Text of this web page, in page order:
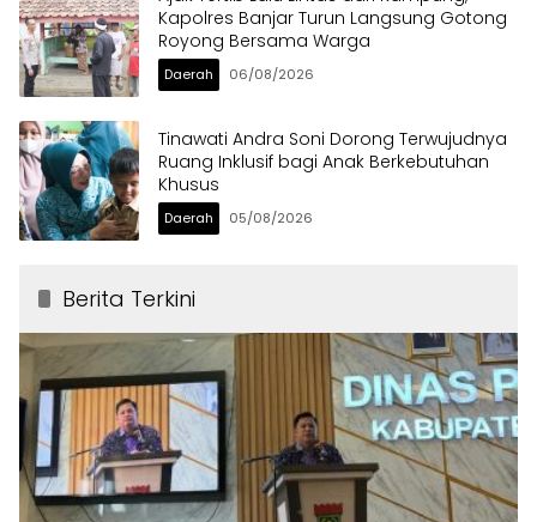
Kapolres Banjar Turun Langsung Gotong
Royong Bersama Warga
Daerah 06/08/2026
Tinawati Andra Soni Dorong Terwujudnya
Ruang Inklusif bagi Anak Berkebutuhan
Khusus
Daerah 05/08/2026
Berita Terkini